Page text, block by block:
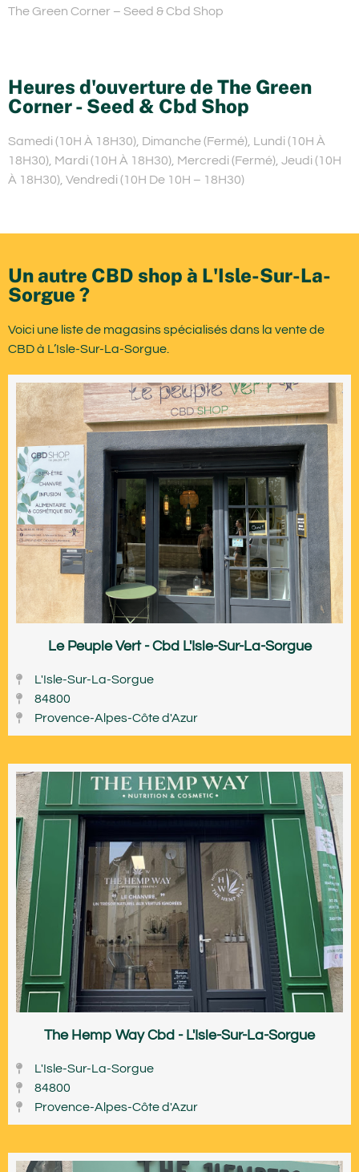
The Green Corner – Seed & Cbd Shop
Heures d'ouverture de The Green
Corner - Seed & Cbd Shop
Samedi (10H À 18H30), Dimanche (Fermé), Lundi (10H À
18H30), Mardi (10H À 18H30), Mercredi (Fermé), Jeudi (10H
À 18H30), Vendredi (10H De 10H – 18H30)
Un autre CBD shop à L'Isle-Sur-La-
Sorgue ?
Voici une liste de magasins spécialisés dans la vente de
CBD à L’Isle-Sur-La-Sorgue.
Le Peuple Vert - Cbd L'Isle-Sur-La-Sorgue
L'Isle-Sur-La-Sorgue
84800
Provence-Alpes-Côte d'Azur
The Hemp Way Cbd - L'Isle-Sur-La-Sorgue
L'Isle-Sur-La-Sorgue
84800
Provence-Alpes-Côte d'Azur